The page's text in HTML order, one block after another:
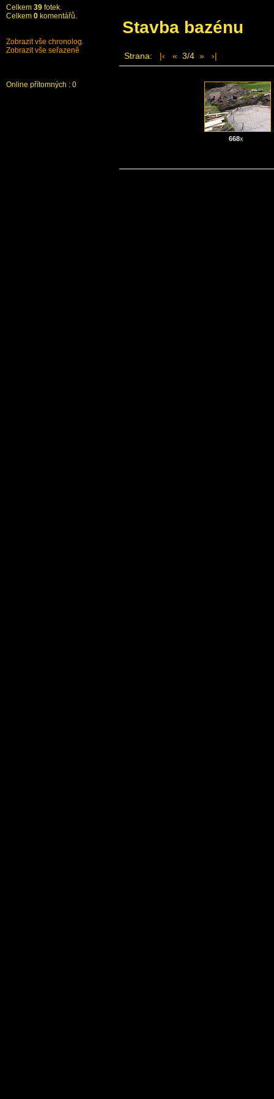
Celkem 39 fotek.
Celkem 0 komentářů.
Zobrazit vše chronolog.
Zobrazit vše seřazeně
Online přítomných : 0
Stavba bazénu
Strana: |‹ « 3/4 » ›|
668x